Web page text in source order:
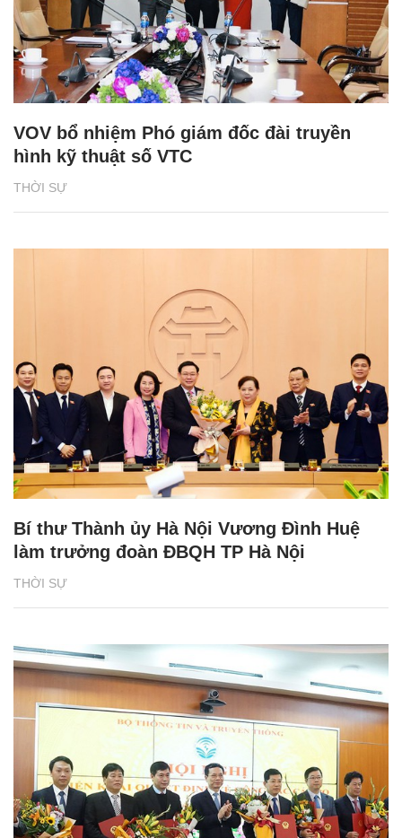
THỜI SỰ
VOV bổ nhiệm Phó giám đốc đài truyền
hình kỹ thuật số VTC
THỜI SỰ
Bí thư Thành ủy Hà Nội Vương Đình Huệ
làm trưởng đoàn ĐBQH TP Hà Nội